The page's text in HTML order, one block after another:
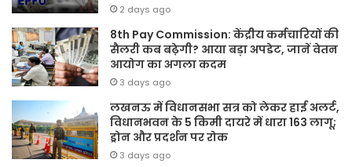
2 days ago
8th Pay Commission: केंद्रीय कर्मचारियों की
सैलरी कब बढ़ेगी? आया बड़ा अपडेट, जानें वेतन
आयोग का अगला कदम
3 days ago
लखनऊ में विधानसभा सत्र को लेकर हाई अलर्ट,
विधानभवन के 5 किमी दायरे में धारा 163 लागू;
ड्रोन और प्रदर्शन पर रोक
3 days ago